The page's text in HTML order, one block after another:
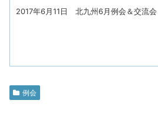
2017年6月11日 北九州6月例会＆交流会
例会